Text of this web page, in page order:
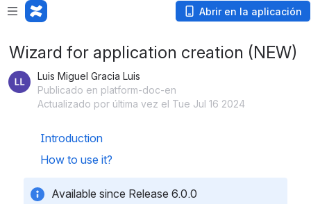
Abrir en la aplicación
Wizard for application creation (NEW)
Luis Miguel Gracia Luis
Publicado en platform-doc-en
Actualizado por última vez el Tue Jul 16 2024
Introduction
How to use it?
Available since Release 6.0.0